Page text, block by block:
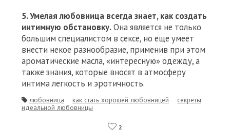
5. Умелая любовница всегда знает, как создать
интимную обстановку.Она является не только
большим специалистом в сексе, но еще умеет
внести некое разнообразие, применив при этом
ароматические масла, «интересную» одежду, а
также знания, которые вносят в атмосферу
интима легкость и эротичность.
любовница как стать хорошей любовницей
секреты
идеальной любовницы
2